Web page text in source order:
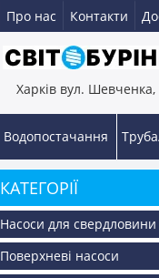
Про нас Контакти
Харків вул. Шевченка,
Водопостачання
КАТЕГОРІЇ
Насоси для свердловини
Поверхневі насоси